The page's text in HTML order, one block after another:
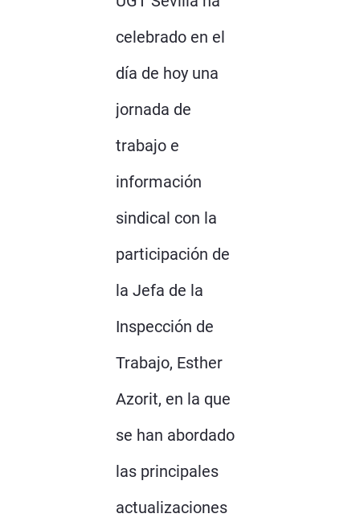
celebrado en el
día de hoy una
jornada de
trabajo e
información
sindical con la
participación de
la Jefa de la
Inspección de
Trabajo, Esther
Azorit, en la que
se han abordado
las principales
actualizaciones